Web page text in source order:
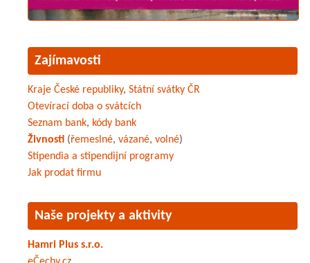
Zajímavosti
Kraje České republiky, Státní svátky ČR
Otevírací doba o svátcích
Seznam bank, kódy bank
Živnosti (řemeslné, vázané, volné)
Stipendia a stipendijní programy
Jak prodat firmu
Naše projekty a aktivity
Hamri Plus s.r.o.